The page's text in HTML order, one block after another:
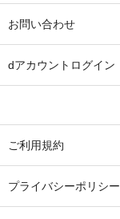
お問い合わせ
dアカウントログイン
ご利用規約
プライバシーポリシー